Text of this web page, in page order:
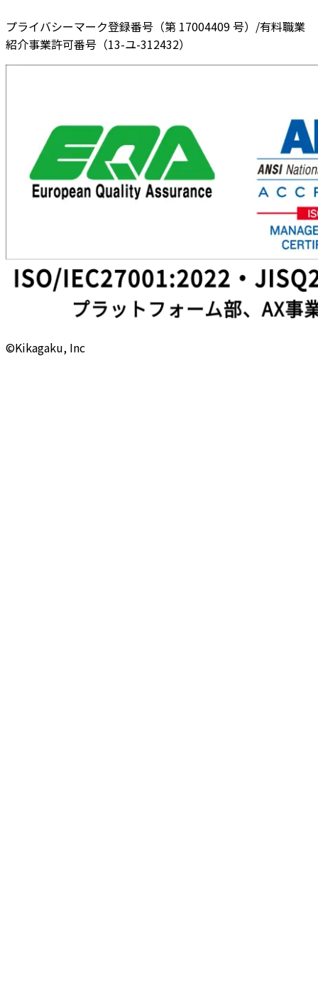
プライバシーマーク登録番号（第 17004409 号）/有料職業
紹介事業許可番号（13-ユ-312432）
©Kikagaku, Inc